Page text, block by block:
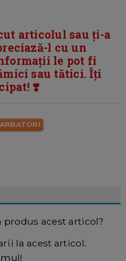
articolul sau ți-a
l cu un
le pot fi
sau tătici. Îți
❣️
acest articol?
la acest articol.